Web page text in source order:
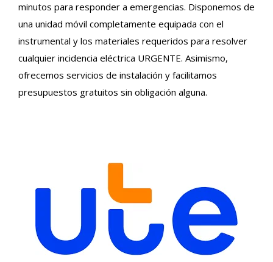
minutos para responder a emergencias. Disponemos de
una unidad móvil completamente equipada con el
instrumental y los materiales requeridos para resolver
cualquier incidencia eléctrica URGENTE. Asimismo,
ofrecemos servicios de instalación y facilitamos
presupuestos gratuitos sin obligación alguna.